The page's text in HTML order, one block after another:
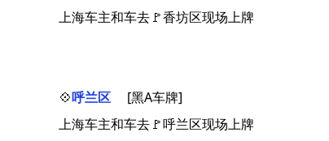
上海车主和车去🚩香坊区现场上牌
💠呼兰区
[黑A车牌]
上海车主和车去🚩呼兰区现场上牌